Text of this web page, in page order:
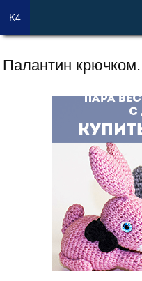
Палантин
K4